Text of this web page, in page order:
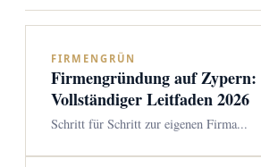
FIRMENGRÜN
Firmengründung auf Zypern:
Vollständiger Leitfaden 2026
Schritt für Schritt zur eigenen Firma...